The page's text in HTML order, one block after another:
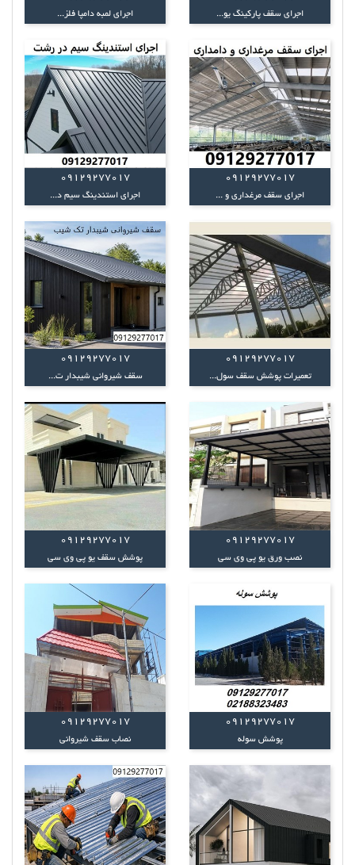
اجرای سقف پارکینگ یو... اجرای لمبه دامپا فلز...
09129277017
اجرای سقف مرغداری و ...
09129277017
اجرای استندینگ سیم د...
09129277017
تعمیرات پوشش سقف سول...
09129277017
سقف شیروانی شیبدار ت...
09129277017
نصب ورق یو پی وی سی
09129277017
پوشش سقف یو پی وی سی
09129277017
پوشش سوله
09129277017
نصاب سقف شیروانی